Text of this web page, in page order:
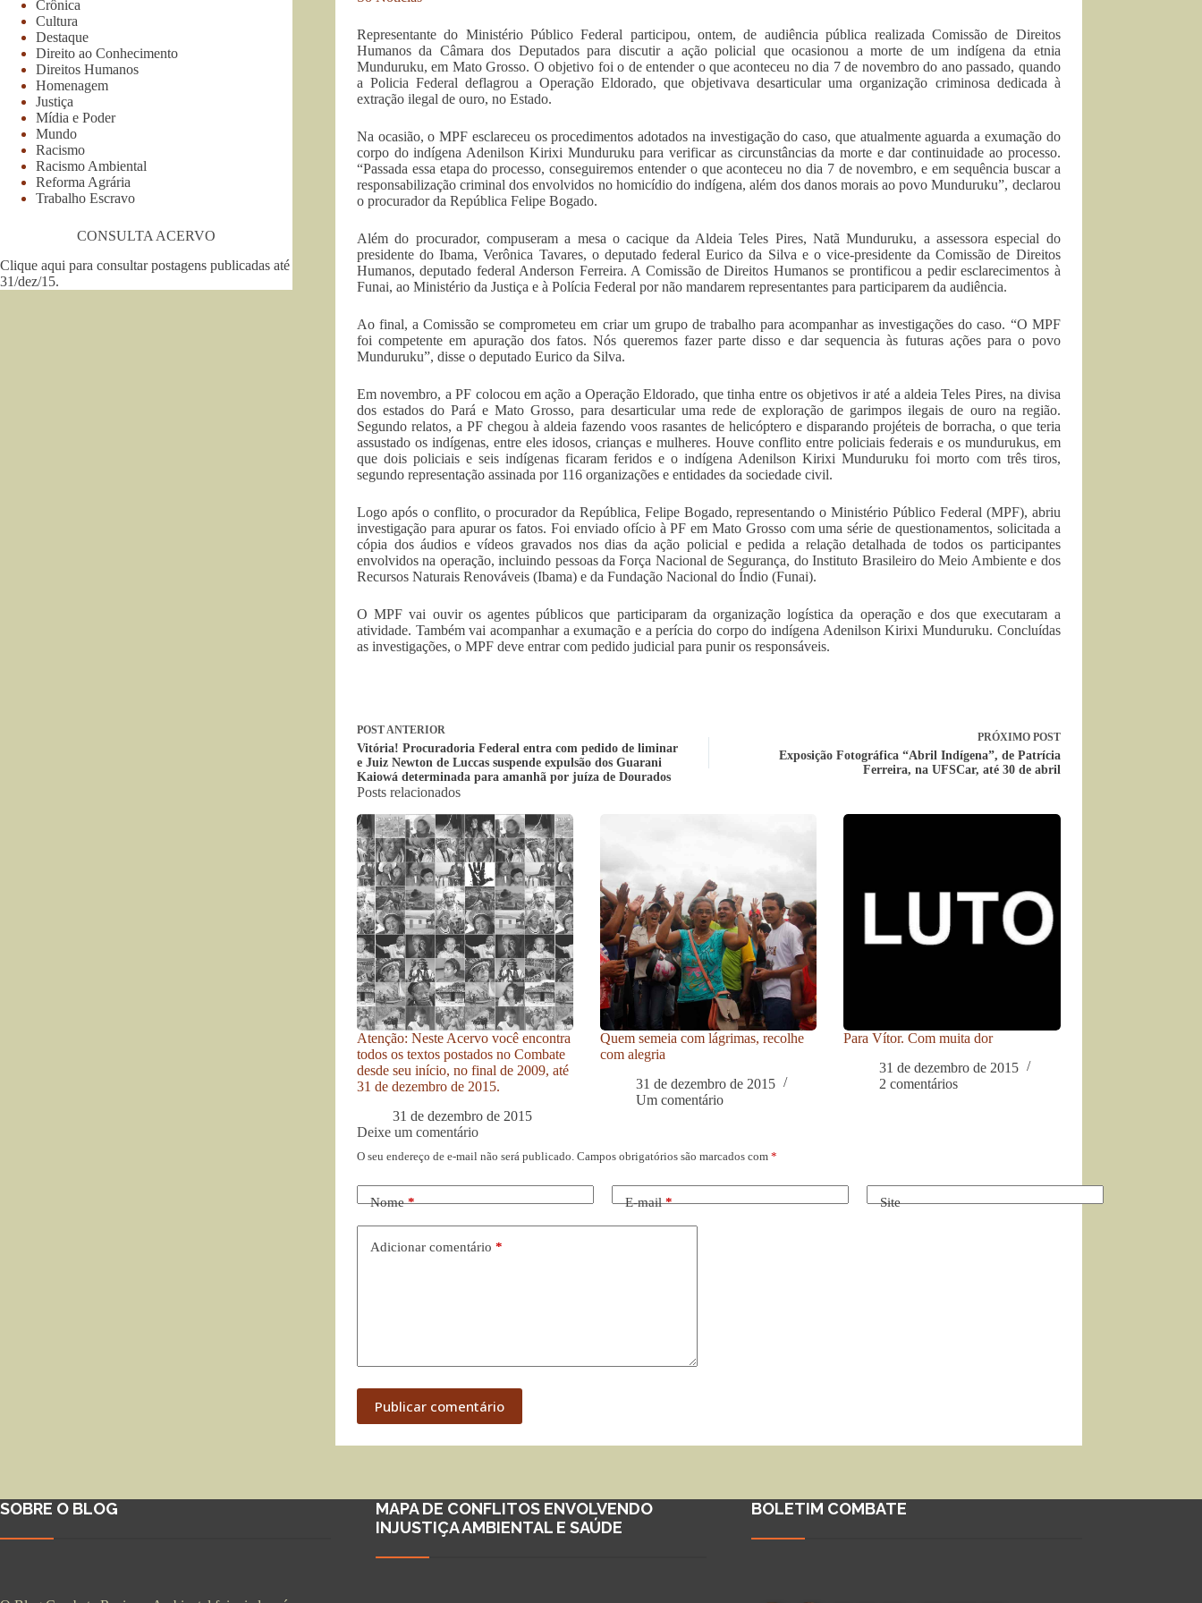
Representante do Ministério Público Federal participou, ontem, de audiência pública realizada Comissão de Direitos
Humanos da Câmara dos Deputados para discutir a ação policial que ocasionou a morte de um indígena da etnia
Munduruku, em Mato Grosso. O objetivo foi o de entender o que aconteceu no dia 7 de novembro do ano passado, quando
a Policia Federal deflagrou a Operação Eldorado, que objetivava desarticular uma organização criminosa dedicada à
extração ilegal de ouro, no Estado.
Na ocasião, o MPF esclareceu os procedimentos adotados na investigação do caso, que atualmente aguarda a exumação do
corpo do indígena Adenilson Kirixi Munduruku para verificar as circunstâncias da morte e dar continuidade ao processo.
“Passada essa etapa do processo, conseguiremos entender o que aconteceu no dia 7 de novembro, e em sequência buscar a
responsabilização criminal dos envolvidos no homicídio do indígena, além dos danos morais ao povo Munduruku”, declarou
o procurador da República Felipe Bogado.
Além do procurador, compuseram a mesa o cacique da Aldeia Teles Pires, Natã Munduruku, a assessora especial do
presidente do Ibama, Verônica Tavares, o deputado federal Eurico da Silva e o vice-presidente da Comissão de Direitos
Humanos, deputado federal Anderson Ferreira. A Comissão de Direitos Humanos se prontificou a pedir esclarecimentos à
Funai, ao Ministério da Justiça e à Polícia Federal por não mandarem representantes para participarem da audiência.
Ao final, a Comissão se comprometeu em criar um grupo de trabalho para acompanhar as investigações do caso. “O MPF
foi competente em apuração dos fatos. Nós queremos fazer parte disso e dar sequencia às futuras ações para o povo
Munduruku”, disse o deputado Eurico da Silva.
Em novembro, a PF colocou em ação a Operação Eldorado, que tinha entre os objetivos ir até a aldeia Teles Pires, na divisa
dos estados do Pará e Mato Grosso, para desarticular uma rede de exploração de garimpos ilegais de ouro na região.
Segundo relatos, a PF chegou à aldeia fazendo voos rasantes de helicóptero e disparando projéteis de borracha, o que teria
assustado os indígenas, entre eles idosos, crianças e mulheres. Houve conflito entre policiais federais e os mundurukus, em
que dois policiais e seis indígenas ficaram feridos e o indígena Adenilson Kirixi Munduruku foi morto com três tiros,
segundo representação assinada por 116 organizações e entidades da sociedade civil.
Logo após o conflito, o procurador da República, Felipe Bogado, representando o Ministério Público Federal (MPF), abriu
investigação para apurar os fatos. Foi enviado ofício à PF em Mato Grosso com uma série de questionamentos, solicitada a
cópia dos áudios e vídeos gravados nos dias da ação policial e pedida a relação detalhada de todos os participantes
envolvidos na operação, incluindo pessoas da Força Nacional de Segurança, do Instituto Brasileiro do Meio Ambiente e dos
Recursos Naturais Renováveis (Ibama) e da Fundação Nacional do Índio (Funai).
O MPF vai ouvir os agentes públicos que participaram da organização logística da operação e dos que executaram a
atividade. Também vai acompanhar a exumação e a perícia do corpo do indígena Adenilson Kirixi Munduruku. Concluídas
as investigações, o MPF deve entrar com pedido judicial para punir os responsáveis.
POSTANTERIOR
Vitória! Procuradoria Federal entra com pedido de liminar
e Juiz Newton de Luccas suspende expulsão dos Guarani
Kaiowá determinada para amanhã por juíza de Dourados
PRÓXIMO POST
Exposição Fotográfica “Abril Indígena”, de Patrícia
Ferreira, na UFSCar, até 30 de abril
Posts relacionados
Atenção: Neste Acervo você encontra
todos os textos postados no Combate
desde seu início, no final de 2009, até
31 de dezembro de 2015.
31 de dezembro de 2015
Quem semeia com lágrimas, recolhe
com alegria
31 de dezembro de 2015
Um comentário
Para Vítor. Com muita dor
31 de dezembro de 2015
2 comentários
Deixe um comentário
O seu endereço de e-mail não será publicado. Campos obrigatórios são marcados com *
Nome* E-mail* Site
Adicionar comentário *
Publicar comentário
Crônica
Cultura
Destaque
Direito ao Conhecimento
Direitos Humanos
Homenagem
Justiça
Mídia e Poder
Mundo
Racismo
Racismo Ambiental
Reforma Agrária
Trabalho Escravo
CONSULTA ACERVO
Clique aqui para consultar postagens publicadas até
31/dez/15.
SOBRE O BLOG
MAPA DE CONFLITOS ENVOLVENDO
INJUSTIÇA AMBIENTAL E SAÚDE
BOLETIM COMBATE